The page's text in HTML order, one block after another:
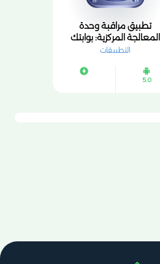
تطبيق مراقبة وحدة
المعالجة المركزية: بوابتك
للتحكم في أداء جهازك
التطبيقات
5.0